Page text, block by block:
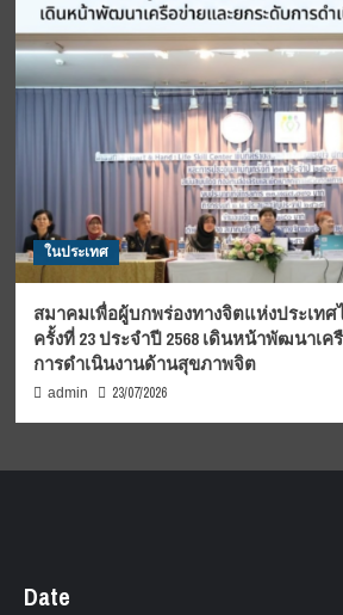
ในประเทศ
สมาคมเพื่อผู้บกพร่องทางจิตแห่งประเท
ครั้งที่ 23 ประจำปี 2568 เดินหน้าพัฒนาเ
การดำเนินงานด้านสุขภาพจิต
admin 23/07/2026
Date